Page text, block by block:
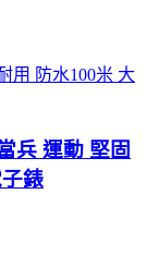
用 防水100米 大
兵 運動 堅固
錶